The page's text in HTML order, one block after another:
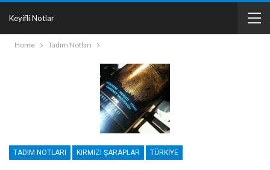
Keyifli Notlar
Home Tadım Notları
TADIM NOTLARI KIRMIZI ŞARAPLAR TÜRKIYE